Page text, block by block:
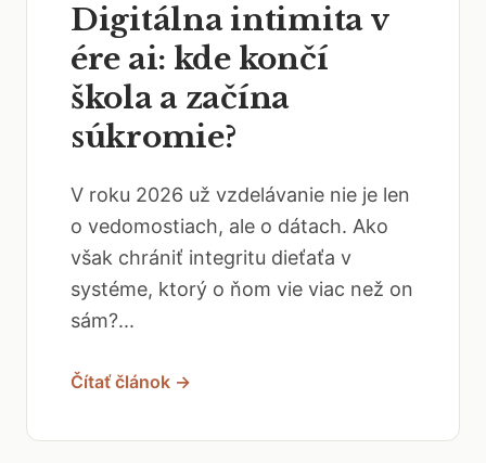
Digitálna intimita v
ére ai: kde končí
škola a začína
súkromie?
V roku 2026 už vzdelávanie nie je len
o vedomostiach, ale o dátach. Ako
však chrániť integritu dieťaťa v
systéme, ktorý o ňom vie viac než on
sám?...
Čítať článok →